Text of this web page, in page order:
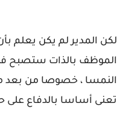
لكن المدير لم يكن يعلم
الموظف بالذات ستصبح
النمسا ، خصوصا من بعد
تعنى أساسا بالدفاع على